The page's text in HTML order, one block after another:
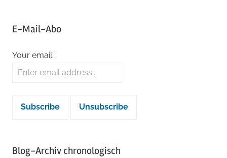
E-Mail-Abo
Your email:
Blog-Archiv chronologisch